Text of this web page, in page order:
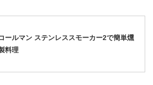
ールマン ステンレススモーカー2で簡単燻
料理